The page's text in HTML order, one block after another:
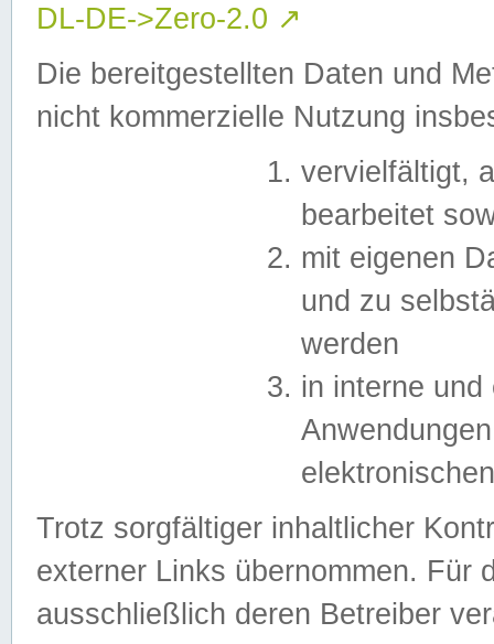
DL-DE->Zero-2.0 ↗
Die bereitgestellten Daten und
nicht kommerzielle Nutzung
vervielfältigt,
bearbeitet
mit eigenen
und zu
werden
in interne
Trotz sorgfältiger inhaltlicher
externer Links übernommen. Für
ausschließlich deren Betreiber